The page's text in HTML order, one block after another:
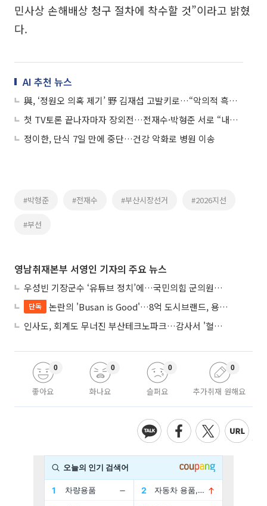
민사상 손해배상 청구 절차에 착수할 것”이라고 밝혔
다.
AI 추천 뉴스
與, ‘정원오 의혹 제기’ 野 김재섭 고발키로…“악의적 흑색선전”
첫 TV토론 끝나자마자 장외전…전재수·박형준 서로 “내가 판정승”
정이한, 단식 7일 만에 중단…건강 악화로 병원 이송
#박형준 #전재수 #부산시장선거 #2026지선
#부선
영남취재본부 서영인 기자의 주요 뉴스
우성빈 기장군수 ‘유튜브 정치’에…국민의힘 군의원들 집단 반발
단독
논란의 'Busan is Good'…8억 도시브랜드, 용산 대통령실 CI 업체가 수행
인사도, 회계도 무너진 부산테크노파크…감사서 '혈세 유용·인사 뒤집기' 적발
좋아요
0
화나요
0
슬퍼요
0
추가취재 원해요
0